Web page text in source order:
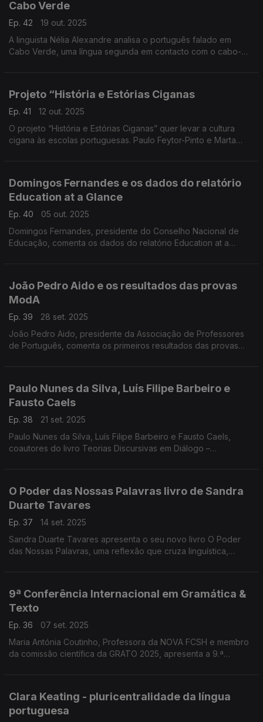
Cabo Verde
Ep. 42
19 out. 2025
A linguista Nélia Alexandre analisa o português falado em
Cabo Verde, uma língua segunda em contacto com o cabo-
Projeto “História e Estórias Ciganas
Ep. 41
12 out. 2025
O projeto “História e Estórias Ciganas” quer levar a cultura
cigana às escolas portuguesas. Paulo Feytor-Pinto e Marta
Domingos Fernandes e os dados do relatório
Education at a Glance
Ep. 40
05 out. 2025
Domingos Fernandes, presidente do Conselho Nacional de
Educação, comenta os dados do relatório Education at a
João Pedro Aido e os resultados das provas
ModA
Ep. 39
28 set. 2025
João Pedro Aido, presidente da Associação de Professores
de Português, comenta os primeiros resultados das provas
Paulo Nunes da Silva, Luís Filipe Barbeiro e
Fausto Caels
Ep. 38
21 set. 2025
Paulo Nunes da Silva, Luís Filipe Barbeiro e Fausto Caels,
coautores do livro Teorias Discursivas em Diálogo –
O Poder das Nossas Palavras livro de Sandra
Duarte Tavares
Ep. 37
14 set. 2025
Sandra Duarte Tavares apresenta o seu novo livro O Poder
das Nossas Palavras, uma reflexão que cruza linguística,
9ª Conferência Internacional em Gramática &
Texto
Ep. 36
07 set. 2025
Maria Antónia Coutinho, Professora da NOVA FCSH e membro
da comissão científica da GRATO 2025, apresenta a 9.ª
Clara Keating - pluricentralidade da língua
portuguesa